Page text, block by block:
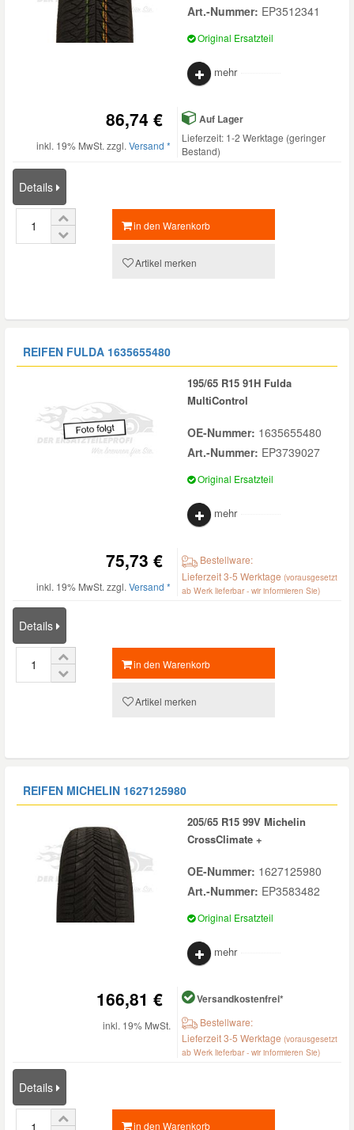
Art.-Nummer: EP3512341
Original Ersatzteil
mehr
86,74 €
inkl. 19% MwSt. zzgl. Versand *
Auf Lager
Lieferzeit: 1-2 Werktage (geringer
Bestand)
Details
in den Warenkorb
Artikel merken
REIFEN FULDA 1635655480
195/65 R15 91H Fulda
MultiControl
OE-Nummer: 1635655480
Art.-Nummer: EP3739027
Original Ersatzteil
mehr
75,73 €
inkl. 19% MwSt. zzgl. Versand *
Bestellware:
Lieferzeit 3-5 Werktage (vorausgesetzt
ab Werk lieferbar - wir informieren Sie)
Details
in den Warenkorb
Artikel merken
REIFEN MICHELIN 1627125980
205/65 R15 99V Michelin
CrossClimate +
OE-Nummer: 1627125980
Art.-Nummer: EP3583482
Original Ersatzteil
mehr
166,81 €
inkl. 19% MwSt.
Versandkostenfrei*
Bestellware:
Lieferzeit 3-5 Werktage (vorausgesetzt
ab Werk lieferbar - wir informieren Sie)
Details
in den Warenkorb
Seat Ersatzteile
Suzuki Ersatzteile
Toyota Ersatzteile
Vauxhall Ersatzteile